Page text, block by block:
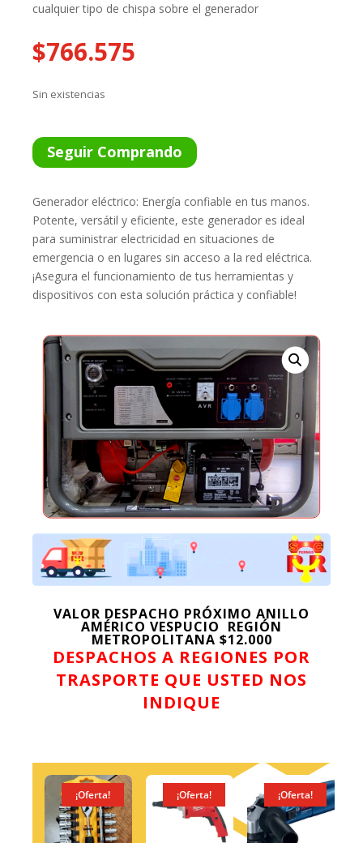
cualquier tipo de chispa sobre el generador
$766.575
Sin existencias
Seguir Comprando
Generador eléctrico: Energía confiable en tus manos.
Potente, versátil y eficiente, este generador es ideal
para suministrar electricidad en situaciones de
emergencia o en lugares sin acceso a la red eléctrica.
¡Asegura el funcionamiento de tus herramientas y
dispositivos con esta solución práctica y confiable!
VALOR DESPACHO PRÓXIMO ANILLO
AMÉRICO VESPUCIO REGIÓN
METROPOLITANA $12.000
DESPACHOS A REGIONES POR
TRASPORTE QUE USTED NOS
INDIQUE
¡Oferta! ¡Oferta! ¡Oferta!